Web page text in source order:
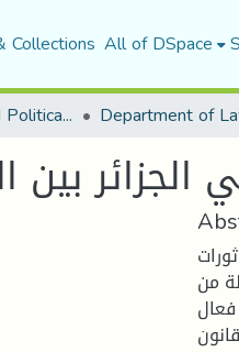
Collections All of DSpace
Faculty of Law and Political Science Department of
بين
من